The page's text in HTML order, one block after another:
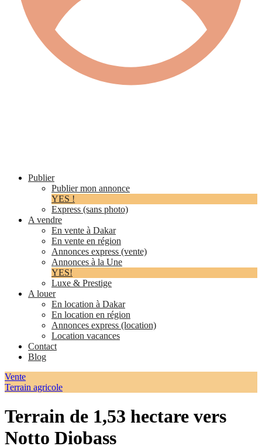
Publier
Publier mon annonce
YES !
Express (sans photo)
A vendre
En vente à Dakar
En vente en région
Annonces express (vente)
Annonces à la Une
YES!
Luxe & Prestige
A louer
En location à Dakar
En location en région
Annonces express (location)
Location vacances
Contact
Blog
Vente
Terrain agricole
Terrain de 1,53 hectare vers
Notto Diobass